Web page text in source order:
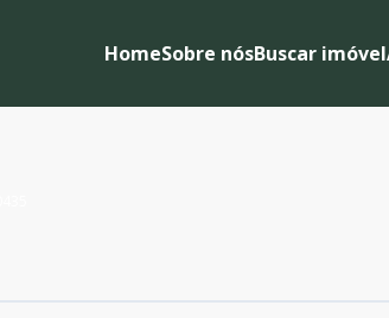
HomeSobre nósBuscar imóvel